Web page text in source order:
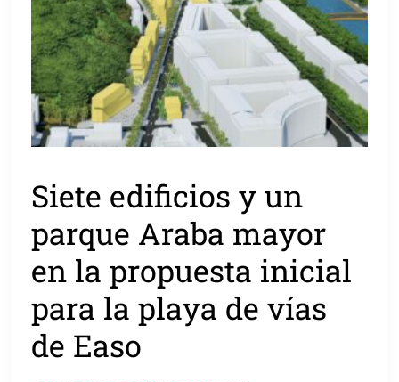
Siete edificios y un
parque Araba mayor
en la propuesta inicial
para la playa de vías
de Easo